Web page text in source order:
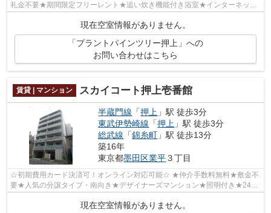
礼金不要★期間限定フリーレント★追い炊き機能付き浴室★インターネット
現在空室情報がありません。
「プラントパインツリー押上」への
お問い合わせはこちら
賃貸 | マンション スカイコート押上壱番館
半蔵門線 「押上 」駅 徒歩3分
東武伊勢崎線 「押上 」駅 徒歩3分
総武線 「錦糸町 」駅 徒歩13分
築16年
東京都墨田区業平３丁目
☆初期費用カード決済可！オンライン対応可能☆ ★仲介手数料無料★敷金不
要★人気の分譲タイプ・南向き★デザイナーズマンション★照明付き★24時
間ゴミ出し可能★TVモニター付きインターホン...
現在空室情報がありません。